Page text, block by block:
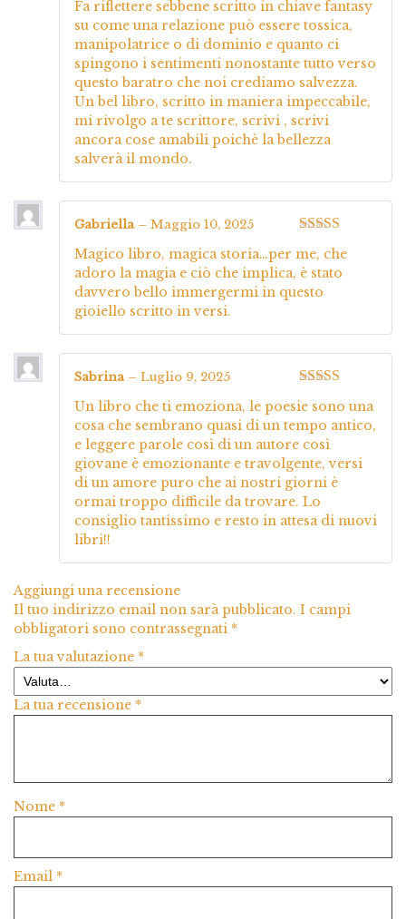
Fa riflettere sebbene scritto in chiave fantasy
su come una relazione può essere tossica,
manipolatrice o di dominio e quanto ci
spingono i sentimenti nonostante tutto verso
questo baratro che noi crediamo salvezza.
Un bel libro, scritto in maniera impeccabile,
mi rivolgo a te scrittore, scrivi , scrivi
ancora cose amabili poichè la bellezza
salverà il mondo.
Valutato
5
Gabriella – Maggio 10, 2025
Magico libro, magica storia…per me, che
adoro la magia e ciò che implica, è stato
davvero bello immergermi in questo
gioiello scritto in versi.
5
Sabrina – Luglio 9, 2025
Un libro che ti emoziona, le poesie sono una
cosa che sembrano quasi di un tempo antico,
e leggere parole così di un autore così
giovane è emozionante e travolgente, versi
di un amore puro che ai nostri giorni è
ormai troppo difficile da trovare. Lo
consiglio tantissimo e resto in attesa di nuovi
libri!!
Aggiungi una recensione
Il tuo indirizzo email non sarà pubblicato. I campi
obbligatori sono contrassegnati *
La tua valutazione *
La tua recensione *
Nome *
Email *